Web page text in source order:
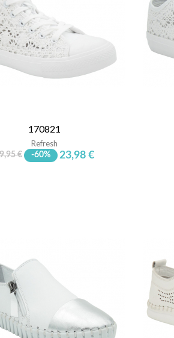
170821
Refresh
€ -60% 23,98 €